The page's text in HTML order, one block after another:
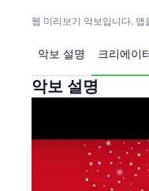
웹 미리보기 악보입니다.
악보 설명 크리에이
악보 설명